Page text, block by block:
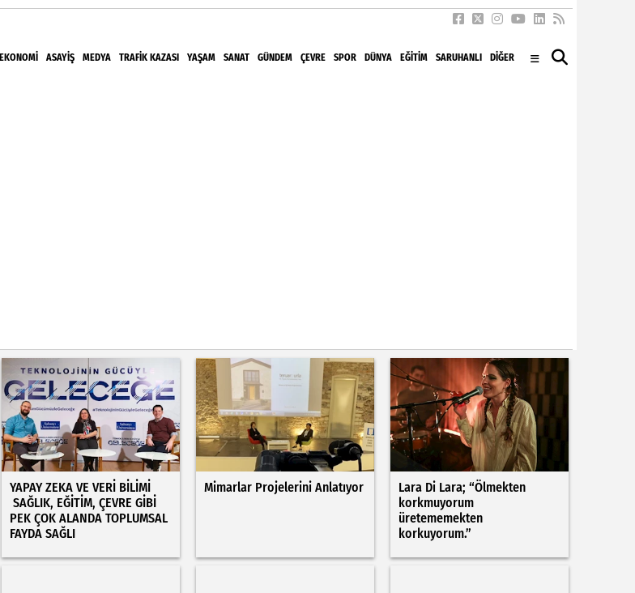
EKONOMI ASAYIŞ MEDYA TRAFIK KAZASI YAŞAM SANAT GÜNDEM ÇEVRE SPOR DÜNYA EĞITIM SARUHANLI DİĞER
YAPAY ZEKA VE VERİ BİLİMİ
SAĞLIK, EĞİTİM, ÇEVRE GİBİ
PEK ÇOK ALANDA TOPLUMSAL
FAYDA SAĞLI
Mimarlar Projelerini Anlatıyor
Lara Di Lara; “Ölmekten
korkmuyorum
üretememekten
korkuyorum.”